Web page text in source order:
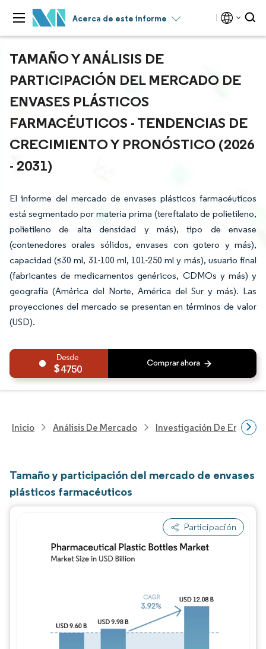
Acerca de este informe
TAMAÑO Y ANÁLISIS DE
PARTICIPACIÓN DEL MERCADO DE
ENVASES PLÁSTICOS
FARMACÉUTICOS - TENDENCIAS DE
CRECIMIENTO Y PRONÓSTICO (2026
- 2031)
El informe del mercado de envases plásticos farmacéuticos
está segmentado por materia prima (tereftalato de polietileno,
polietileno de alta densidad y más), tipo de envase
(contenedores orales sólidos, envases con gotero y más),
capacidad (≤30 ml, 31-100 ml, 101-250 ml y más), usuario final
(fabricantes de medicamentos genéricos, CDMOs y más) y
geografía (América del Norte, América del Sur y más). Las
proyecciones del mercado se presentan en términos de valor
(USD).
4750
Inicio Análisis De Mercado Investigación De Envases
Tamaño y participación del mercado de envases
plásticos farmacéuticos
Participación